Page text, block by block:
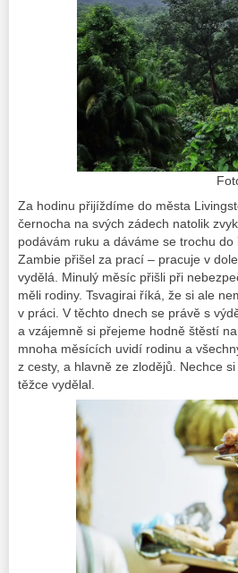
Za hodinu přijíždíme do města
černocha na svých zádech natolik
podávám ruku a dáváme se trochu
Zambie přišel za prací – pracuje v
vydělá. Minulý měsíc přišli při
měli rodiny. Tsvagirai říká, že si ale
v práci. V těchto dnech se právě s
a vzájemně si přejeme hodně štěstí
mnoha měsících uvidí rodinu a
z cesty, a hlavně ze zlodějů. Nechce
těžce vydělal.